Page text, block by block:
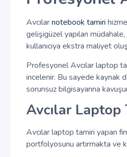
Avcılarnotebook tamiri
gelişigüzel yapılan müdahale,
kullanıcıya ekstra maliyet
Profesyonel Avcılar laptop
incelenir. Bu sayede kaynak
sorunsuz bilgisayarına
Avcılar Laptop
Avcılar laptop tamiri yapan
portfolyosunu artırmakta ve